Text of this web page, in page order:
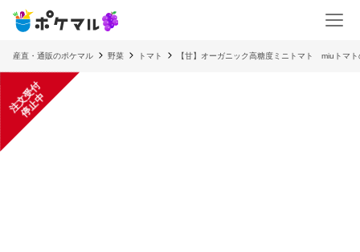
産直・通販のポケマル 野菜 トマト 【甘】オーガニック高糖度ミニトマト miuトマ
注
文
受
付
停
止
中